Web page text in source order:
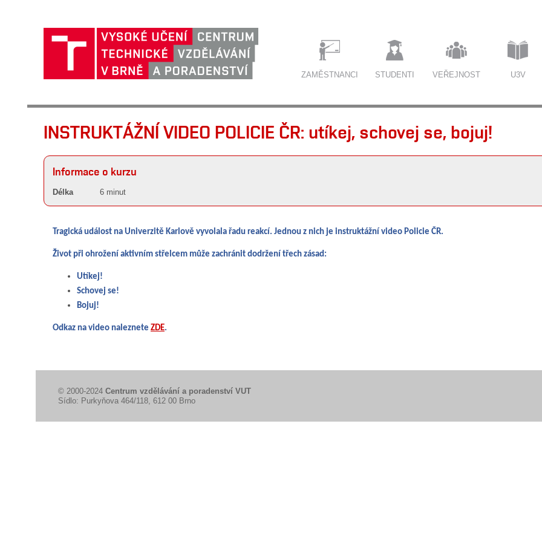
ZAMĚSTNANCI STUDENTI VEŘEJNOST U3V
INSTRUKTÁŽNÍ VIDEO POLICIE ČR: utíkej, schovej se, bojuj!
Informace o kurzu
Délka 6 minut
Tragická událost na Univerzitě Karlově vyvolala řadu reakcí. Jednou z nich je instruktážní video Policie ČR.
Život při ohrožení aktivním střelcem může zachránit dodržení třech zásad:
Utíkej!
Schovej se!
Bojuj!
Odkaz na video naleznete ZDE.
© 2000-2024 Centrum vzdělávání a poradenství VUT
Sídlo: Purkyňova 464/118, 612 00 Brno